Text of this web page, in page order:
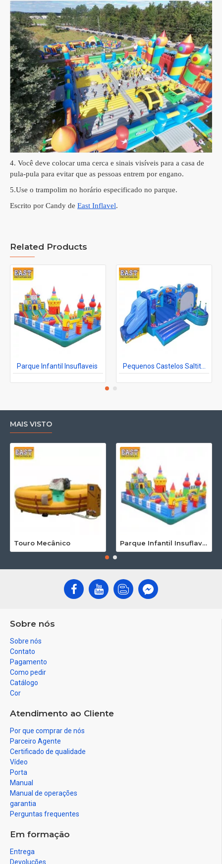
4. Você deve colocar uma cerca e sinais visíveis para a casa de
pula-pula para evitar que as pessoas entrem por engano.
5.Use o trampolim no horário especificado no parque.
Escrito por Candy de East Inflavel.
Related Products
Parque Infantil Insuflaveis
MAIS VISTO
Touro Mecânico Parque Infantil Insuflaveis
Sobre nós
Sobre nós
Contato
Pagamento
Como pedir
Catálogo
Cor
Atendimento ao Cliente
Por que comprar de nós
Parceiro Agente
Certificado de qualidade
Vídeo
Porta
Manual
Manual de operações
garantia
Perguntas frequentes
Em formação
Entrega
Devoluções